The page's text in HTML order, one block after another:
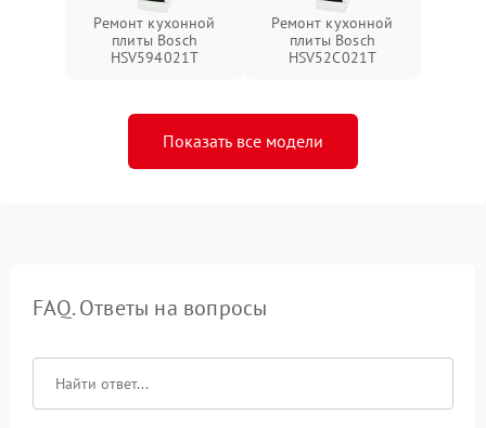
Ремонт кухонной
плиты Bosch
HSV594021T
Ремонт кухонной
плиты Bosch
HSV52C021T
Показать все модели
FAQ. Ответы на вопросы